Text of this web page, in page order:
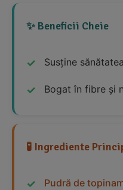
✨ Beneficii Cheie
Susține
Bogat în fibre și
🧪 Ingrediente
Pudră de